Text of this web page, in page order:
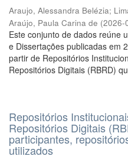
Araujo, Alessandra Belézia;
Araújo, Paula Carina de (2026-
Este conjunto de dados reúne
e Dissertações publicadas em
partir de Repositórios
Repositórios Digitais (RBRD)
Repositórios
Repositórios Digitais
participantes,
utilizados